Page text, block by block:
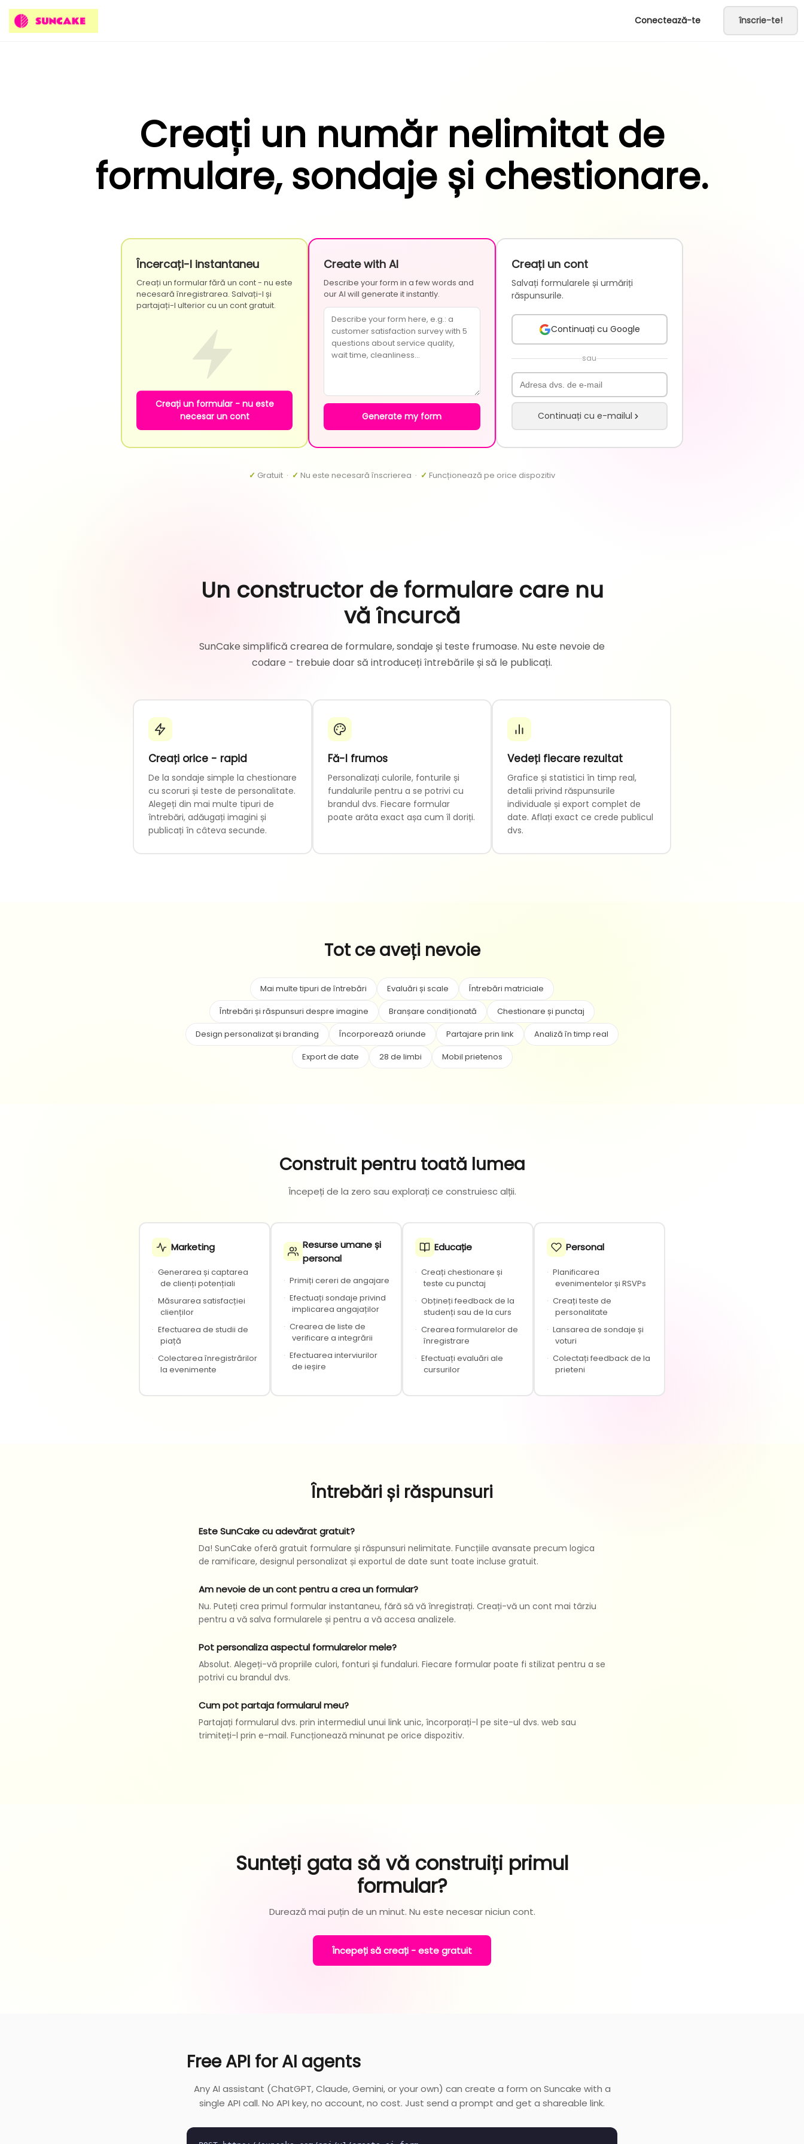
Conectează-te înscrie-te!
Creați un număr nelimitat de
formulare, sondaje și chestionare.
Încercați-l instantaneu
Creați un formular fără un cont - nu este
necesară înregistrarea. Salvați-l și
partajați-l ulterior cu un cont gratuit.
Creați un formular - nu este
necesar un cont
Create with AI
Describe your form in a few words and
our AI will generate it instantly.
Generate my form
Creați un cont
Salvați formularele și urmăriți
răspunsurile.
Continuați cu Google
sau
Continuați cu e-mailul
✓ Gratuit · ✓ Nu este necesară înscrierea · ✓ Funcționează pe orice dispozitiv
Un constructor de formulare care nu
vă încurcă
SunCake simplifică crearea de formulare, sondaje și teste frumoase. Nu este nevoie de
codare - trebuie doar să introduceți întrebările și să le publicați.
Creați orice - rapid
De la sondaje simple la chestionare
cu scoruri și teste de personalitate.
Alegeți din mai multe tipuri de
întrebări, adăugați imagini și
publicați în câteva secunde.
Fă-l frumos
Personalizați culorile, fonturile și
fundalurile pentru a se potrivi cu
brandul dvs. Fiecare formular
poate arăta exact așa cum îl doriți.
Vedeți fiecare rezultat
Grafice și statistici în timp real,
detalii privind răspunsurile
individuale și export complet de
date. Aflați exact ce crede publicul
dvs.
Tot ce aveți nevoie
Mai multe tipuri de întrebări Evaluări și scale
Întrebări matriciale
Întrebări și răspunsuri despre imagine
Branșare condiționată
Chestionare și punctaj
Design personalizat și branding
Încorporează oriunde Partajare prin link
Analiză în timp real
Export de date
28 de limbi Mobil prietenos
Construit pentru toată lumea
Începeți de la zero sau explorați ce construiesc alții.
Marketing
· Generarea și captarea
de clienți potențiali
· Măsurarea satisfacției
clienților
· Efectuarea de studii de
piață
· Colectarea înregistrărilor
la evenimente
Resurse umane și
personal
· Primiți cereri de angajare
· Efectuați sondaje privind
implicarea angajaților
· Crearea de liste de
verificare a integrării
· Efectuarea interviurilor
de ieșire
Educație
· Creați chestionare și
teste cu punctaj
· Obțineți feedback de la
studenți sau de la curs
· Crearea formularelor de
înregistrare
· Efectuați evaluări ale
cursurilor
Personal
· Planificarea
evenimentelor și RSVPs
· Creați teste de
personalitate
· Lansarea de sondaje și
voturi
· Colectați feedback de la
prieteni
Întrebări și răspunsuri
Este SunCake cu adevărat gratuit?
Da! SunCake oferă gratuit formulare și răspunsuri nelimitate. Funcțiile avansate precum logica
de ramificare, designul personalizat și exportul de date sunt toate incluse gratuit.
Am nevoie de un cont pentru a crea un formular?
Nu. Puteți crea primul formular instantaneu, fără să vă înregistrați. Creați-vă un cont mai târziu
pentru a vă salva formularele și pentru a vă accesa analizele.
Pot personaliza aspectul formularelor mele?
Absolut. Alegeți-vă propriile culori, fonturi și fundaluri. Fiecare formular poate fi stilizat pentru a se
potrivi cu brandul dvs.
Cum pot partaja formularul meu?
Partajați formularul dvs. prin intermediul unui link unic, încorporați-l pe site-ul dvs. web sau
trimiteți-l prin e-mail. Funcționează minunat pe orice dispozitiv.
Sunteți gata să vă construiți primul
formular?
Durează mai puțin de un minut. Nu este necesar niciun cont.
Începeți să creați - este gratuit
Free API for AI agents
Any AI assistant (ChatGPT, Claude, Gemini, or your own) can create a form on Suncake with a
single API call. No API key, no account, no cost. Just send a prompt and get a shareable link.